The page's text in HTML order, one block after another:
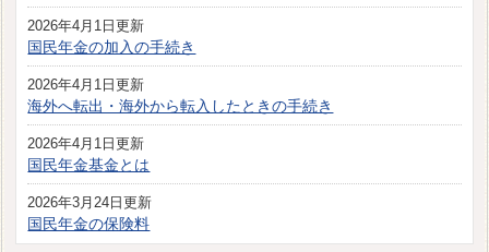
2026年4月1日更新
国民年金の加入の手続き
2026年4月1日更新
海外へ転出・海外から転入したときの手続き
2026年4月1日更新
国民年金基金とは
2026年3月24日更新
国民年金の保険料